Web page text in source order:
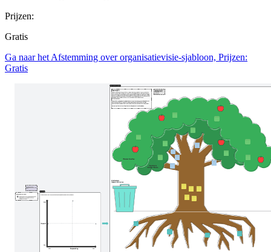
Prijzen:
Gratis
Ga naar het Afstemming over organisatievisie-sjabloon, Prijzen:
Gratis